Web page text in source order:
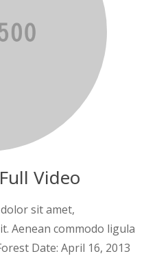
Video
sit amet,
Aenean commodo ligula
Date: April 16, 2013